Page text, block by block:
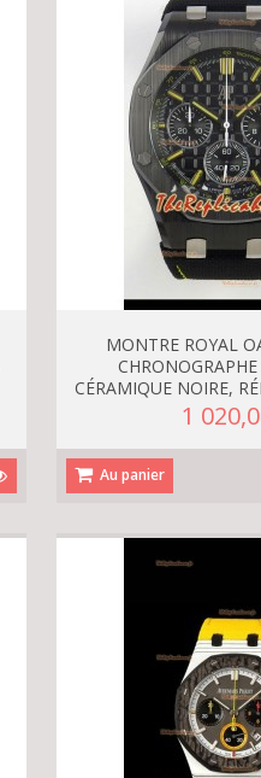
MONTRE ROYAL
CÉRAMIQUE NOIRE,
1
Au panier